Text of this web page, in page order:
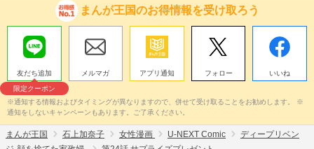
まんが王国のお得情報を受け取ろう
友だち追加
限定クーポン
メルマガ アプリ通知 フォロー いいね
※通知する情報およびタイミングが異なりますので、併せて受け取ることをお勧めします。 ※
通知をしないキャンペーンもあります。ご了承ください。
まんが王国 石上加奈子 女性漫画 U-NEXT Comic
ディープリベン